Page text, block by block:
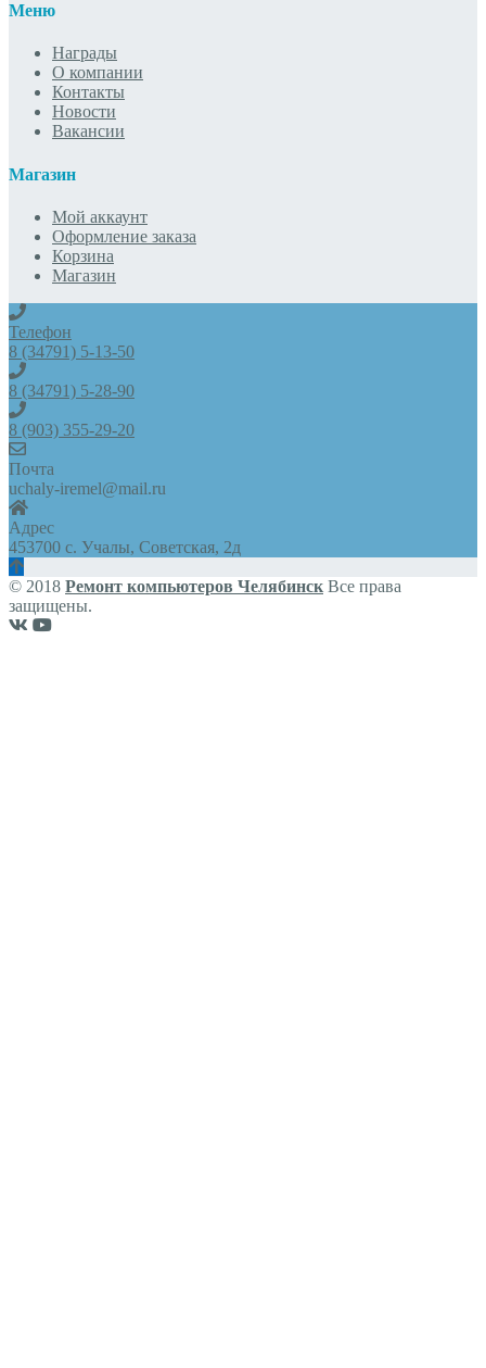
Меню
Награды
О компании
Контакты
Новости
Вакансии
Магазин
Мой аккаунт
Оформление заказа
Корзина
Магазин
Телефон
8 (34791) 5-13-50
8 (34791) 5-28-90
8 (903) 355-29-20
Почта
uchaly-iremel@mail.ru
Адрес
453700 с. Учалы, Советская, 2д
© 2018 Ремонт компьютеров Челябинск Все права
защищены.